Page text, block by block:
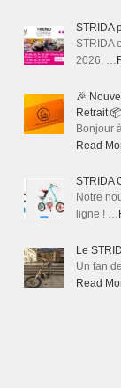
STRIDA
STRIDA
2026, …
🎉
Retrait 📦
Bonjour
Read
STRIDA
Notre
ligne ! …
Le
Un fan
Read